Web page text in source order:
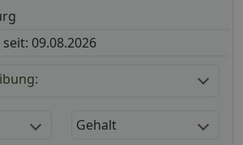
09.08.2026
Gehalt